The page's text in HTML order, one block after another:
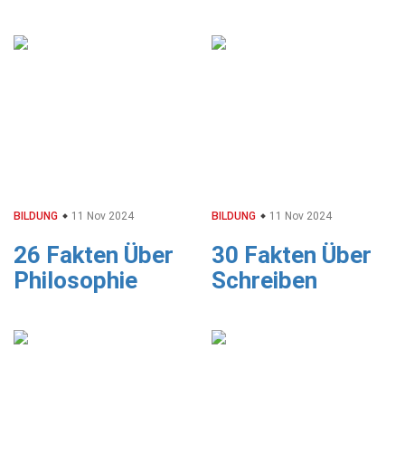
BILDUNG 11 Nov 2024
26 Fakten Über
Philosophie
BILDUNG 11 Nov 2024
30 Fakten Über
Schreiben